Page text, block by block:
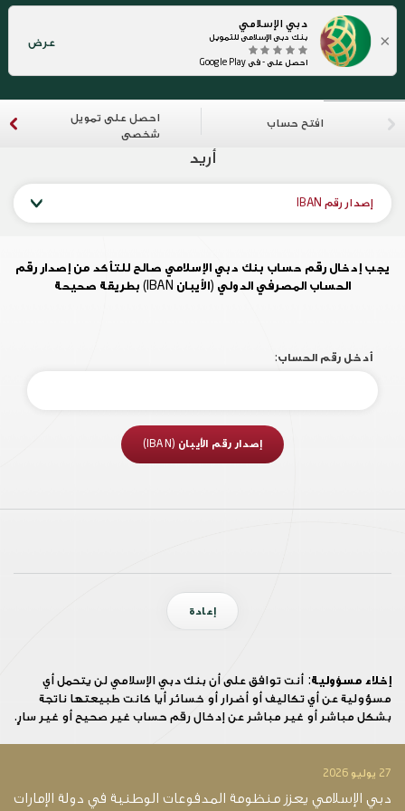
×
دبي الإسلامي
بنك دبي الإسلامي للتمويل
احصل على - في Google Play
عرض
افتح حساب
احصل على تمويل
شخصي
أريد
إصدار رقم IBAN
يجب إدخال رقم حساب بنك دبي الإسلامي صالح للتأكد من إصدار رقم
الحساب المصرفي الدولي (الأيبان IBAN) بطريقة صحيحة
أدخل رقم الحساب:
إصدار رقم الأيبان (IBAN)
إعادة
إخلاء مسؤولية: أنت توافق على أن بنك دبي الإسلامي لن يتحمل أي
مسؤولية عن أي تكاليف أو أضرار أو خسائر أيا كانت طبيعتها ناتجة
بشكل مباشر أو غير مباشر عن إدخال رقم حساب غير صحيح أو غير سارٍ.
27 يوليو 2026
دبي الإسلامي يعزز منظومة المدفوعات الوطنية في دولة الإمارات